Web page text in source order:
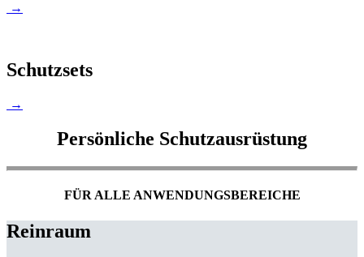
→
Schutzsets
→
Persönliche Schutzausrüstung
FÜR ALLE ANWENDUNGSBEREICHE
Reinraum